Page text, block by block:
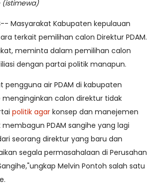
(istimewa)
-- Masyarakat Kabupaten kepulauan
terkait pemilihan calon Direktur PDAM.
meminta dalam pemilihan calon
dengan partai politik manapun.
pengguna air PDAM di kabupaten
menginginkan calon direktur tidak
politik agar konsep dan manejemen
PDAM sangihe yang lagi
seorang direktur yang baru dan
segala permasahalaan di Perusahan
Melvin Pontoh salah satu